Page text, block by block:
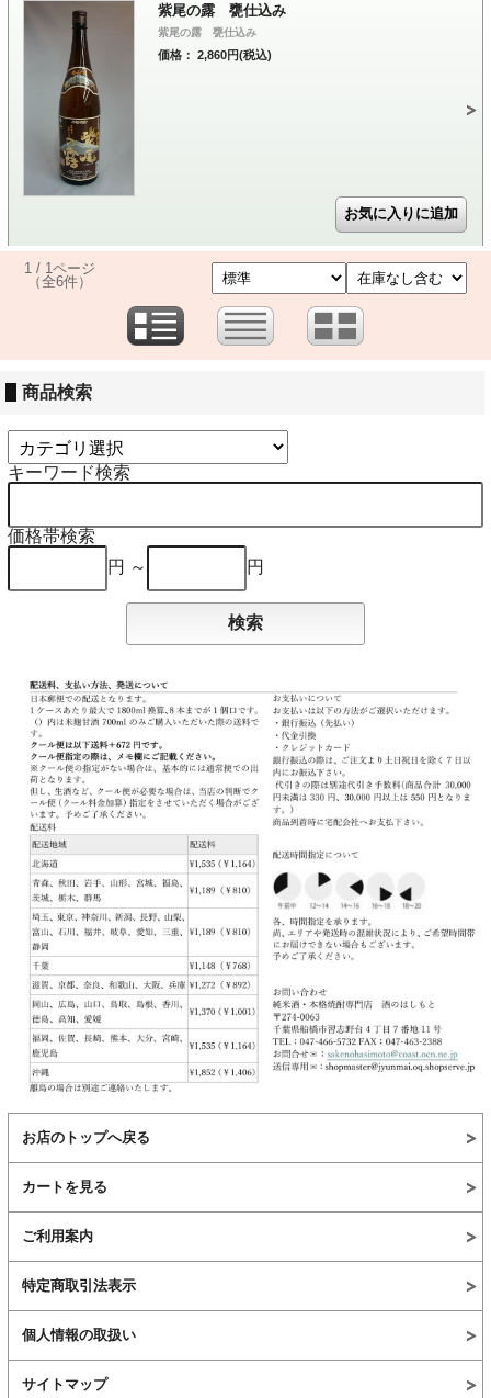
紫尾の露 甕仕込み
紫尾の露 甕仕込み
価格： 2,860円(税込)
1 / 1ページ
（全6件）
商品検索
キーワード検索
価格帯検索
円 ～
円
お店のトップへ戻る
カートを見る
ご利用案内
特定商取引法表示
個人情報の取扱い
サイトマップ